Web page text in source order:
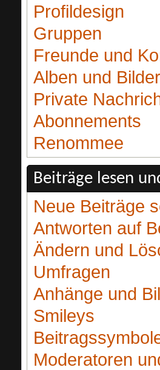
Profildesign
Gruppen
Freunde und
Alben und Bilder
Private
Abonnements
Renommee
Beiträge lesen
Neue Beiträge
Antworten auf
Ändern und
Umfragen
Anhänge und
Smileys
Moderatoren